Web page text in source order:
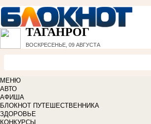
ТАГАНРОГ
ВОСКРЕСЕНЬЕ, 09 АВГУСТА
МЕНЮ
АВТО
АФИША
БЛОКНОТ ПУТЕШЕСТВЕННИКА
ЗДОРОВЬЕ
КОНКУРСЫ